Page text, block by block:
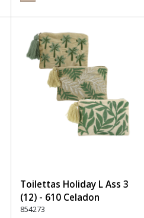
Toilettas Holiday L Ass 3
(12) - 610 Celadon
854273